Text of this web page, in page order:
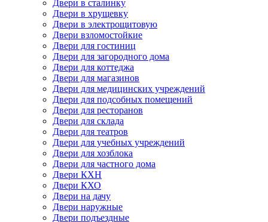
Двери в сталинку
Двери в хрущевку
Двери в электрощитовую
Двери взломостойкие
Двери для гостиниц
Двери для загородного дома
Двери для коттеджа
Двери для магазинов
Двери для медицинских учреждений
Двери для подсобных помещений
Двери для ресторанов
Двери для склада
Двери для театров
Двери для учебных учреждений
Двери для хозблока
Двери для частного дома
Двери КХН
Двери КХО
Двери на дачу
Двери наружные
Двери подъездные